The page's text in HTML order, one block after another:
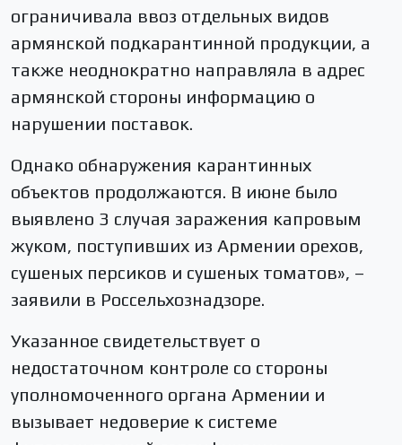
ограничивала ввоз отдельных видов
армянской подкарантинной продукции, а
также неоднократно направляла в адрес
армянской стороны информацию о
нарушении поставок.
Однако обнаружения карантинных
объектов продолжаются. В июне было
выявлено 3 случая заражения капровым
жуком, поступивших из Армении орехов,
сушеных персиков и сушеных томатов», –
заявили в Россельхознадзоре.
Указанное свидетельствует о
недостаточном контроле со стороны
уполномоченного органа Армении и
вызывает недоверие к системе